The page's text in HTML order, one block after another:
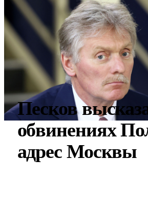
Песков
обвинениях
адрес Москвы